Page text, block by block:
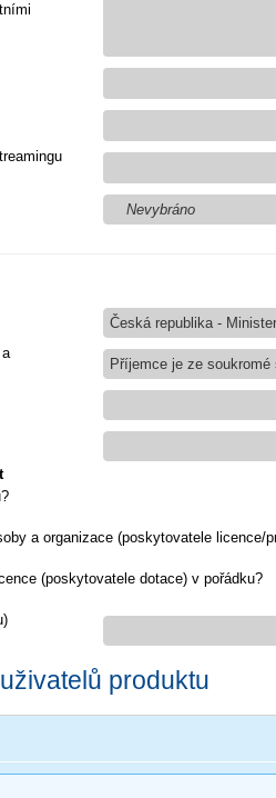
Nevybráno
Česká republika -
Příjemce je ze
a organizace (poskytovatele licence/
(poskytovatele dotace) v pořádku?
produktu